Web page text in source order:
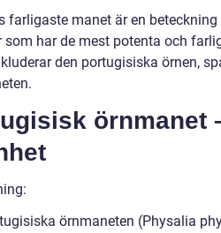
farligaste manet är en
som har de mest potenta och
den portugisiska örnen,
örnmanet
örnmaneten (Physalia